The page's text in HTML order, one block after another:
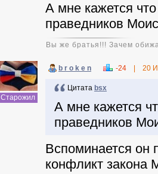
А мне кажется
праведников
Вы же братья!!! Зачем
Старожил
b r o k e n -24 20
Цитата bsx
А мне кажется
праведников
Вспоминается он
конфликт закона